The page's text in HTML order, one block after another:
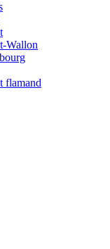
Wallon
flamand